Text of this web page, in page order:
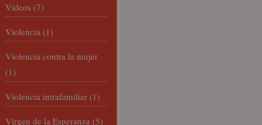
Vídeos (7)
Violencia (1)
Violencia contra la mujer
(1)
Violencia intrafamiliar (1)
Virgen de la Esperanza (5)